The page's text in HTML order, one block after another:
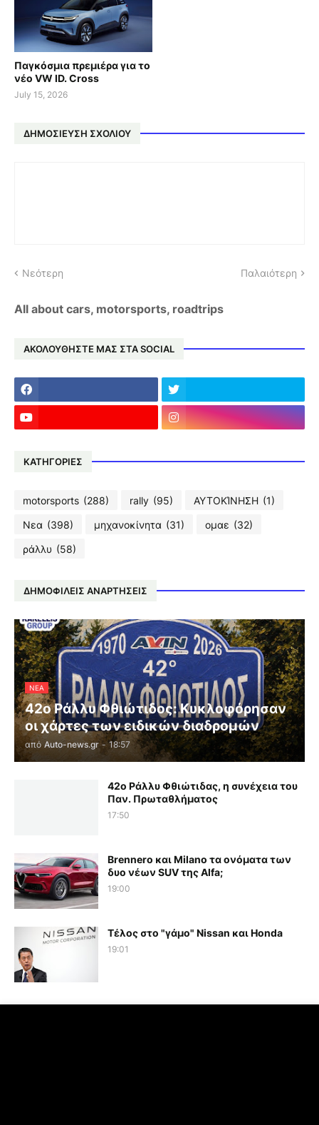
Παγκόσμια πρεμιέρα για το
νέο VW ID. Cross
July 15, 2026
ΔΗΜΟΣΊΕΥΣΗ ΣΧΟΛΊΟΥ
Νεότερη Παλαιότερη
All about cars, motorsports, roadtrips
ΑΚΟΛΟΥΘΗΣΤΕ ΜΑΣ ΣΤΑ SOCIAL
ΚΑΤΗΓΟΡΙΕΣ
motorsports (288) rally (95) ΑΥΤΟΚΊΝΗΣΗ (1)
Νεα (398) μηχανοκίνητα (31) ομαε (32)
ράλλυ (58)
ΔΗΜΟΦΙΛΕΙΣ ΑΝΑΡΤΗΣΕΙΣ
ΝΕΑ
42ο Ράλλυ Φθιώτιδος: Κυκλοφόρησαν
οι χάρτες των ειδικών διαδρομών
από Auto-news.gr - 18:57
42ο Ράλλυ Φθιώτιδας, η συνέχεια του
Παν. Πρωταθλήματος
17:50
Brennero και Milano τα ονόματα των
δυο νέων SUV της Alfa;
19:00
Τέλος στο "γάμο" Nissan και Honda
19:01